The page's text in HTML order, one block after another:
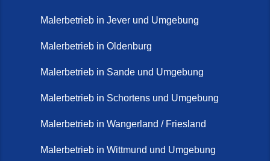
Malerbetrieb in Jever und Umgebung
Malerbetrieb in Oldenburg
Malerbetrieb in Sande und Umgebung
Malerbetrieb in Schortens und Umgebung
Malerbetrieb in Wangerland / Friesland
Malerbetrieb in Wittmund und Umgebung